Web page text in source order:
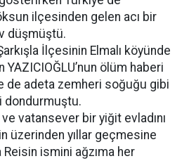
ilçesinden gelen acı bir
düşmüştü.
İlçesinin Elmalı köyünde
ölüm haberi
de adeta zemheri soğuğu gibi
dondurmuştu.
vatansever bir yiğit evladını
üzerinden yıllar geçmesine
ismini ağzıma her